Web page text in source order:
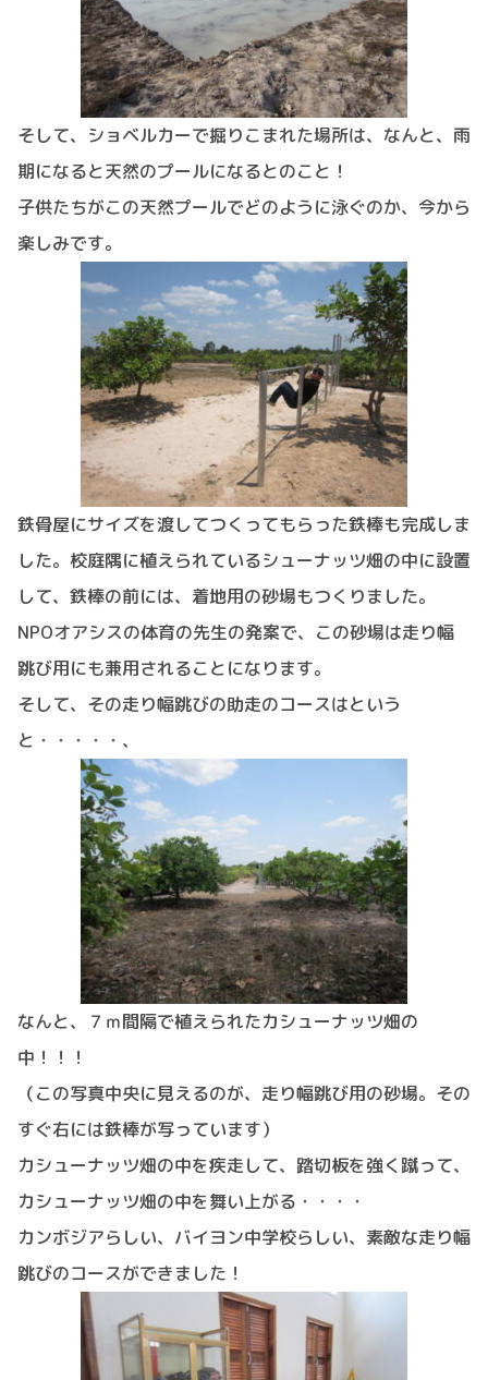
そして、ショベルカーで掘りこまれた場所は、なんと、雨
期になると天然のプールになるとのこと！
子供たちがこの天然プールでどのように泳ぐのか、今から
楽しみです。
鉄骨屋にサイズを渡してつくってもらった鉄棒も完成しま
した。校庭隅に植えられているシューナッツ畑の中に設置
して、鉄棒の前には、着地用の砂場もつくりました。
NPOオアシスの体育の先生の発案で、この砂場は走り幅
跳び用にも兼用されることになります。
そして、その走り幅跳びの助走のコースはという
と・・・・・、
なんと、７ｍ間隔で植えられたカシューナッツ畑の
中！！！
（この写真中央に見えるのが、走り幅跳び用の砂場。その
すぐ右には鉄棒が写っています）
カシューナッツ畑の中を疾走して、踏切板を強く蹴って、
カシューナッツ畑の中を舞い上がる・・・・
カンボジアらしい、バイヨン中学校らしい、素敵な走り幅
跳びのコースができました！